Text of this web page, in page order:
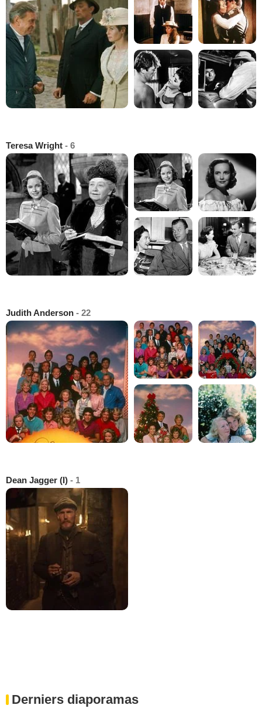
Teresa Wright - 6
Judith Anderson - 22
Dean Jagger (I) - 1
Derniers diaporamas